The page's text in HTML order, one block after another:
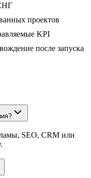
проектов
KPI
после запуска
SEO, CRM или